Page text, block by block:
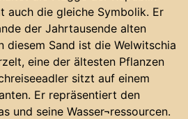
auch die gleiche Symbolik. Er
der Jahrtausende alten
diesem Sand ist die Welwitschia
eine der ältesten Pflanzen
sitzt auf einem
Er repräsentiert den
und seine Wasser¬ressourcen.